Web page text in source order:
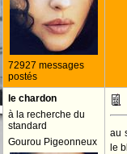
72927 messages
postés
le chardon
à la recherche du
standard
Gourou Pigeonneux
au
le